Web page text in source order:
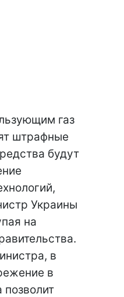
газ
штрафные
будут
Украины
на
в
в
позволит